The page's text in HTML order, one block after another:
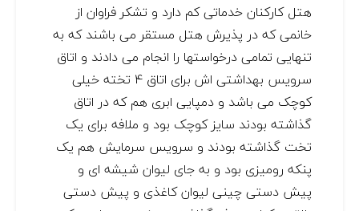
هتل کارکنان خدماتی کم دارد و تشکر فراوان از
خانمی که در پذیرش هتل مستقر می باشند که به
تنهایی تمامی درخواستها را انجام می دادند و اتاق
سرویس بهداشتی اش برای اتاق 4 تخته خیلی
کوچک می باشد و دمپایی ابری هم که در اتاق
گذاشته بودند سایز کوچک بود و ملافه برای یک
تخت گذاشته بودند و سرویس سرمایش هم یک
پنکه رومیزی بود و به جای لیوان شیشه ای و
پیش دستی چینی لیوان کاغذی و پیش دستی